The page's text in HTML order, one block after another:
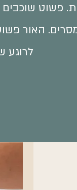
פשוט שוכבים
האור
לרוגע